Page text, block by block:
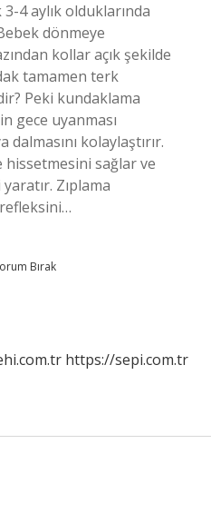
3-4 aylık olduklarında
dönmeye
kollar açık şekilde
tamamen terk
Peki kundaklama
gece uyanması
kolaylaştırır.
sağlar ve
Zıplama
Bırak
https://sepi.com.tr